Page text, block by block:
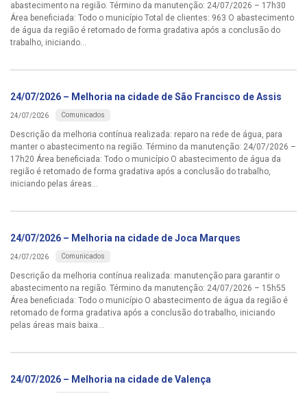
abastecimento na região. Término da manutenção: 24/07/2026 – 17h30
Área beneficiada: Todo o município Total de clientes: 963 O abastecimento
de água da região é retomado de forma gradativa após a conclusão do
trabalho, iniciando...
24/07/2026 – Melhoria na cidade de São Francisco de Assis
24/07/2026 Comunicados
Descrição da melhoria contínua realizada: reparo na rede de água, para
manter o abastecimento na região. Término da manutenção: 24/07/2026 –
17h20 Área beneficiada: Todo o município O abastecimento de água da
região é retomado de forma gradativa após a conclusão do trabalho,
iniciando pelas áreas...
24/07/2026 – Melhoria na cidade de Joca Marques
24/07/2026 Comunicados
Descrição da melhoria contínua realizada: manutenção para garantir o
abastecimento na região. Término da manutenção: 24/07/2026 – 15h55
Área beneficiada: Todo o município O abastecimento de água da região é
retomado de forma gradativa após a conclusão do trabalho, iniciando
pelas áreas mais baixa...
24/07/2026 – Melhoria na cidade de Valença